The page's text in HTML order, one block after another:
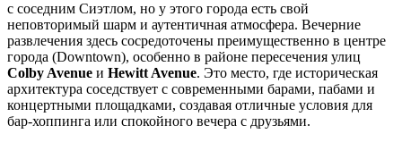
с соседним Сиэтлом, но у этого города есть свой
неповторимый шарм и аутентичная атмосфера. Вечерние
развлечения здесь сосредоточены преимущественно в центре
города (Downtown), особенно в районе пересечения улиц
Colby Avenue и Hewitt Avenue. Это место, где историческая
архитектура соседствует с современными барами, пабами и
концертными площадками, создавая отличные условия для
бар-хоппинга или спокойного вечера с друзьями.